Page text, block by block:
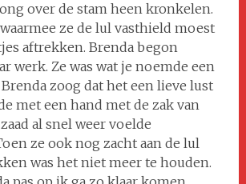
over de stam heen kronkelen.
ze de lul vasthield moest
aftrekken. Brenda begon
werk. Ze was wat je noemde een
zoog dat het een lieve lust
met een hand met de zak van
al snel weer voelde
ze ook nog zacht aan de lul
was het niet meer te houden.